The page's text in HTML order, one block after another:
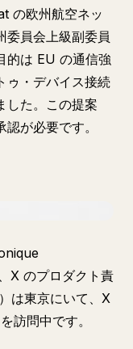
の欧州航空ネッ
委員会上級副委員
は EU の通信強
ゥ・デバイス接続
した。この提案
が必要です。
X のプロダクト責
）は東京にいて、X
訪問中です。